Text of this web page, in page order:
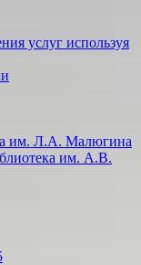
услуг используя
им. Л.А. Малюгина
им. А.В.